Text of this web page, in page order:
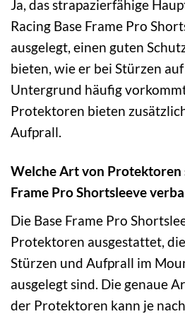
Ja, das strapazierfähige
Racing Base Frame Pro
ausgelegt, einen guten
bieten, wie er bei Stürzen
Untergrund häufig
Protektoren bieten
Aufprall.
Welche Art von Protektoren
Frame Pro Shortsleeve
Die Base Frame Pro
Protektoren ausgestattet,
Stürzen und Aufprall im
ausgelegt sind. Die genaue
der Protektoren kann je